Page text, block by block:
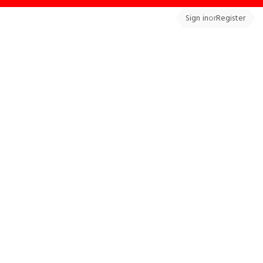
Sign inorRegister